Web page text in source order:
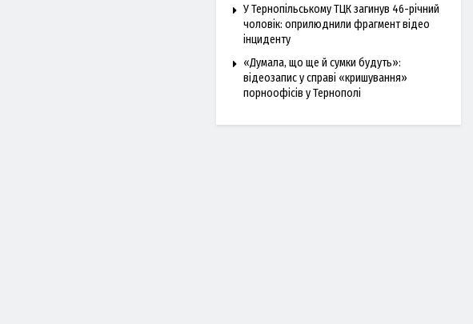
У Тернопільському ТЦК загинув 46-річний
чоловік: оприлюднили фрагмент відео
інциденту
«Думала, що ще й сумки будуть»:
відеозапис у справі «кришування»
порноофісів у Тернополі